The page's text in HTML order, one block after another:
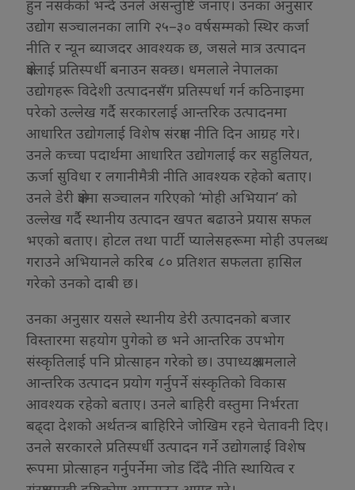
हुन नसकेको भन्दै उनले असन्तुष्टि जनाए। उनका अनुसार
उद्योग सञ्चालनका लागि २५–३० वर्षसम्मको स्थिर कर्जा
नीति र न्यून ब्याजदर आवश्यक छ, जसले मात्र उत्पादन
क्षेत्रलाई प्रतिस्पर्धी बनाउन सक्छ। धमलाले नेपालका
उद्योगहरू विदेशी उत्पादनसँग प्रतिस्पर्धा गर्न कठिनाइमा
परेको उल्लेख गर्दै सरकारलाई आन्तरिक उत्पादनमा
आधारित उद्योगलाई विशेष संरक्षण नीति दिन आग्रह गरे।
उनले कच्चा पदार्थमा आधारित उद्योगलाई कर सहुलियत,
ऊर्जा सुविधा र लगानीमैत्री नीति आवश्यक रहेको बताए।
उनले डेरी क्षेत्रमा सञ्चालन गरिएको ‘मोही अभियान’ को
उल्लेख गर्दै स्थानीय उत्पादन खपत बढाउने प्रयास सफल
भएको बताए। होटल तथा पार्टी प्यालेसहरूमा मोही उपलब्ध
गराउने अभियानले करिब ८० प्रतिशत सफलता हासिल
गरेको उनको दाबी छ।
उनका अनुसार यसले स्थानीय डेरी उत्पादनको बजार
विस्तारमा सहयोग पुगेको छ भने आन्तरिक उपभोग
संस्कृतिलाई पनि प्रोत्साहन गरेको छ। उपाध्यक्ष धमलाले
आन्तरिक उत्पादन प्रयोग गर्नुपर्ने संस्कृतिको विकास
आवश्यक रहेको बताए। उनले बाहिरी वस्तुमा निर्भरता
बढ्दा देशको अर्थतन्त्र बाहिरिने जोखिम रहने चेतावनी दिए।
उनले सरकारले प्रतिस्पर्धी उत्पादन गर्ने उद्योगलाई विशेष
रूपमा प्रोत्साहन गर्नुपर्नेमा जोड दिँदै नीति स्थायित्व र